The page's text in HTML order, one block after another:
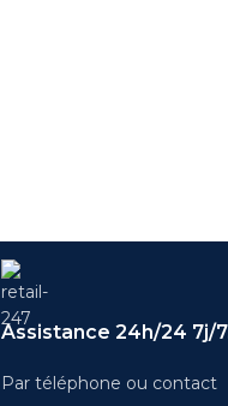
Assistance 24h/24 7j/
Par téléphone ou contact